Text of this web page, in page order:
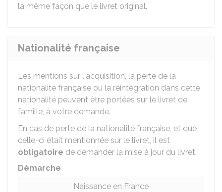
la même façon que le livret original.
Nationalité française
Les mentions sur l'acquisition, la perte de la
nationalité française ou la réintégration dans cette
nationalité peuvent être portées sur le livret de
famille, à votre demande.
En cas de perte de la nationalité française, et que
celle-ci était mentionnée sur le livret, il est
obligatoire de demander la mise à jour du livret.
Démarche
Naissance en France